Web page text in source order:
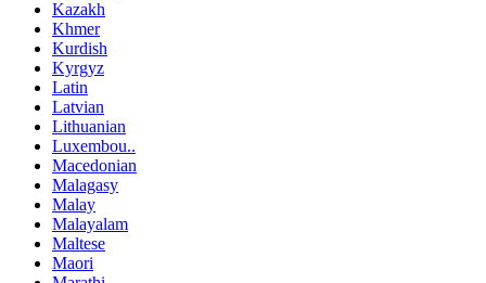
Kazakh
Khmer
Kurdish
Kyrgyz
Latin
Latvian
Lithuanian
Luxembou..
Macedonian
Malagasy
Malay
Malayalam
Maltese
Maori